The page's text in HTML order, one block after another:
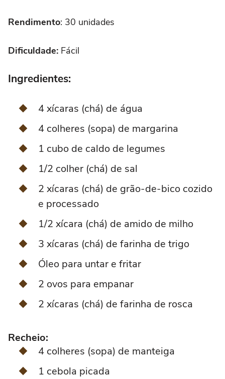
Rendimento: 30 unidades
Dificuldade: Fácil
Ingredientes:
4 xícaras (chá) de água
4 colheres (sopa) de margarina
1 cubo de caldo de legumes
1/2 colher (chá) de sal
2 xícaras (chá) de grão-de-bico cozido
e processado
1/2 xícara (chá) de amido de milho
3 xícaras (chá) de farinha de trigo
Óleo para untar e fritar
2 ovos para empanar
2 xícaras (chá) de farinha de rosca
Recheio:
4 colheres (sopa) de manteiga
1 cebola picada